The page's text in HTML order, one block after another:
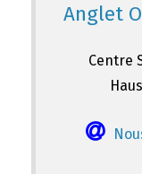
Anglet
Centre